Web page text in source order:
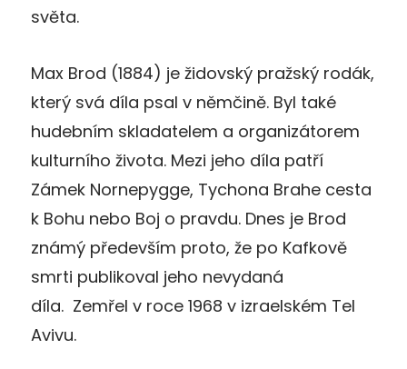
světa.
Max Brod (1884) je židovský pražský rodák,
který svá díla psal v němčině. Byl také
hudebním skladatelem a organizátorem
kulturního života. Mezi jeho díla patří
Zámek Nornepygge, Tychona Brahe cesta
k Bohu nebo Boj o pravdu. Dnes je Brod
známý především proto, že po Kafkově
smrti publikoval jeho nevydaná
díla. Zemřel v roce 1968 v izraelském Tel
Avivu.